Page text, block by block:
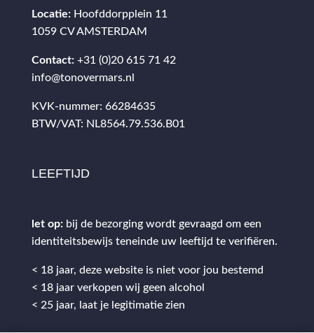
Locatie: Hoofddorpplein 11
1059 CV AMSTERDAM
Contact: +31 (0)20 615 71 42
info@tonovermars.nl
KVK-nummer: 66284635
BTW/VAT: NL8564.79.536.B01
LEEFTIJD
let op: bij de bezorging wordt gevraagd om een
identiteitsbewijs teneinde uw leeftijd te verifiëren.
< 18 jaar, deze website is niet voor jou bestemd
< 18 jaar verkopen wij geen alcohol
< 25 jaar, laat je legitimatie zien